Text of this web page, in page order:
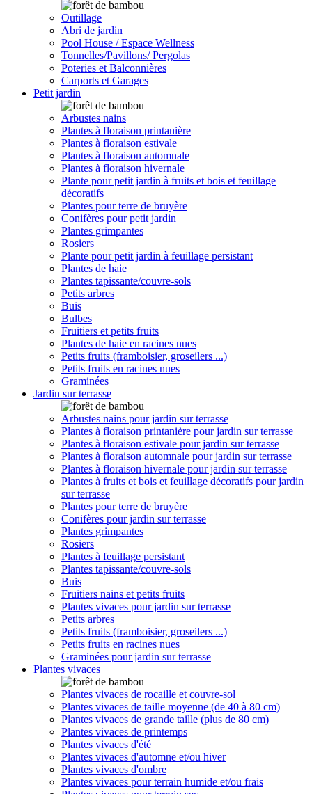
Outillage
Abri de jardin
Pool House / Espace Wellness
Tonnelles/Pavillons/ Pergolas
Poteries et Balconnières
Carports et Garages
Petit jardin
Arbustes nains
Plantes à floraison printanière
Plantes à floraison estivale
Plantes à floraison automnale
Plantes à floraison hivernale
Plante pour petit jardin à fruits et bois et feuillage
décoratifs
Plantes pour terre de bruyère
Conifères pour petit jardin
Plantes grimpantes
Rosiers
Plante pour petit jardin à feuillage persistant
Plantes de haie
Plantes tapissante/couvre-sols
Petits arbres
Buis
Bulbes
Fruitiers et petits fruits
Plantes de haie en racines nues
Petits fruits (framboisier, groseilers ...)
Petits fruits en racines nues
Graminées
Jardin sur terrasse
Arbustes nains pour jardin sur terrasse
Plantes à floraison printanière pour jardin sur terrasse
Plantes à floraison estivale pour jardin sur terrasse
Plantes à floraison automnale pour jardin sur terrasse
Plantes à floraison hivernale pour jardin sur terrasse
Plantes à fruits et bois et feuillage décoratifs pour jardin
sur terrasse
Plantes pour terre de bruyère
Conifères pour jardin sur terrasse
Plantes grimpantes
Rosiers
Plantes à feuillage persistant
Plantes tapissante/couvre-sols
Buis
Fruitiers nains et petits fruits
Plantes vivaces pour jardin sur terrasse
Petits arbres
Petits fruits (framboisier, groseilers ...)
Petits fruits en racines nues
Graminées pour jardin sur terrasse
Plantes vivaces
Plantes vivaces de rocaille et couvre-sol
Plantes vivaces de taille moyenne (de 40 à 80 cm)
Plantes vivaces de grande taille (plus de 80 cm)
Plantes vivaces de printemps
Plantes vivaces d'été
Plantes vivaces d'automne et/ou hiver
Plantes vivaces d'ombre
Plantes vivaces pour terrain humide et/ou frais